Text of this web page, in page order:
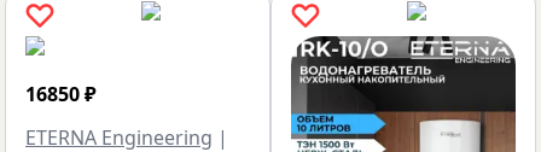
16850₽
ETERNA Engineering |